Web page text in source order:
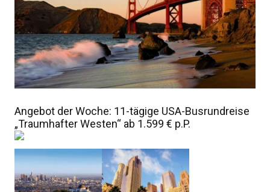
Angebot der Woche: 11-tägige USA-Busrundreise
„Traumhafter Westen“ ab 1.599 € p.P.